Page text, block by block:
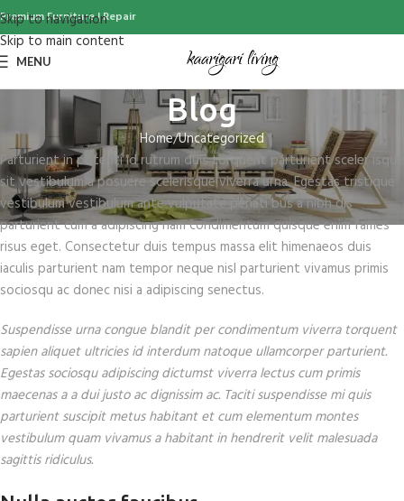
Skip to navigation
Skip to main content
Premium Furniture | Repair
MENU
Blog
Home Uncategorized
Parturient in potenti id rutrum duis torquent parturient sceler isque
sit vestibulum a posuere scelerisque viverra urna. Egestas tristique
vestibulum vestibulum ante vulputate penati bus a nibh dis
parturient cum a adipiscing nam condimentum quisque enim fames
risus eget. Consectetur duis tempus massa elit himenaeos duis
iaculis parturient nam tempor neque nisl parturient vivamus primis
sociosqu ac donec nisi a adipiscing senectus.
Suspendisse urna congue blandit per condimentum viverra torquent
sapien aliquet ultricies id interdum natoque ullamcorper parturient.
Egestas sociosqu adipiscing dictumst viverra lectus cum primis
maecenas a a dui justo ac dignissim ac. Taciti suspendisse mi quis
parturient suscipit metus habitant et cum elementum montes
vestibulum quam vivamus a habitant in hendrerit velit malesuada
sagittis ridiculus.